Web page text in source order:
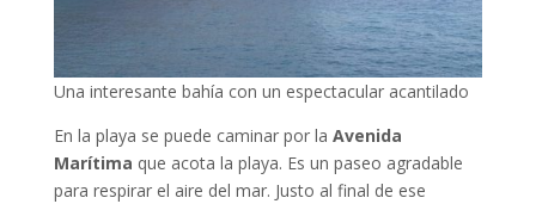
Una interesante bahía con un espectacular acantilado
En la playa se puede caminar por la Avenida
Marítima que acota la playa. Es un paseo agradable
para respirar el aire del mar. Justo al final de ese